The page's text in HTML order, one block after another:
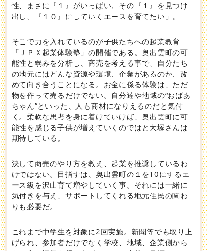
性、まさに『１』がいっぱい。その『１』を見つけ
出し、『１０』にしていくエースを育てたい」。
そこで力を入れているのが子供たちへの起業教育
「ＪＰＸ起業体験塾」の開催である。奥出雲町の可
能性と弱みを分析し、商売を考える事で、自分たち
の地元にはどんな資源や環境、企業があるのか、改
めて向き合うことになる。お金に係る体験は、ただ
物を作って売るだけでない。自分達や地域の“おばあ
ちゃん”といった、人も商材になりえるのだと気付
く。柔軟な思考を身に着けていけば、奥出雲町に可
能性を感じる子供が増えていくのではと大塚さんは
期待している。
決して商売のやり方を教え、起業を推奨しているわ
けではない。目指すは、奥出雲町の１を10にするエ
ース級を沢山育て増やしていく事。それには一緒に
気付きを与え、サポートしてくれる地元住民の関わ
りも必要だ。
これまで中学生を対象に2回実施。新聞等でも取り上
げられ、参加者だけでなく学校、地域、企業側から